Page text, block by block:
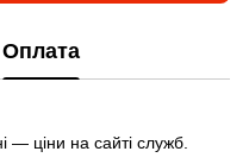
Оплата
— ціни на сайті служб.